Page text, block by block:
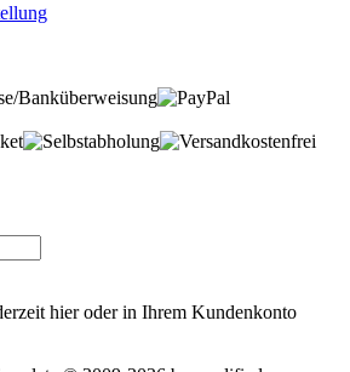
hier oder in Ihrem Kundenkonto